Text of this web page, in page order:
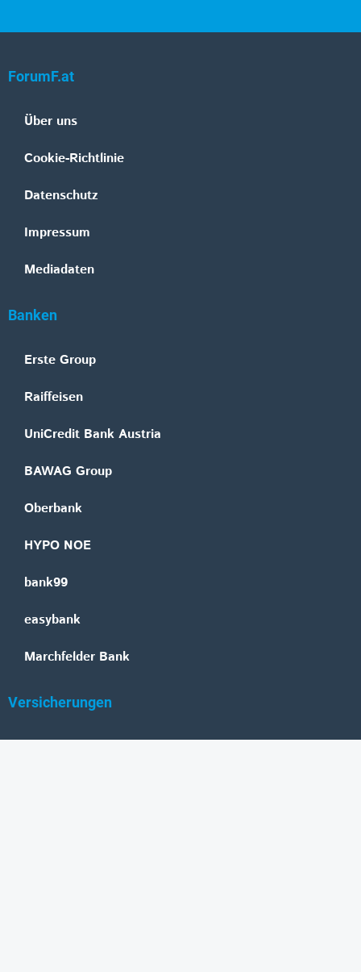
ForumF.at
Über uns
Cookie-Richtlinie
Datenschutz
Impressum
Mediadaten
Banken
Erste Group
Raiffeisen
UniCredit Bank Austria
BAWAG Group
Oberbank
HYPO NOE
bank99
easybank
Marchfelder Bank
Versicherungen